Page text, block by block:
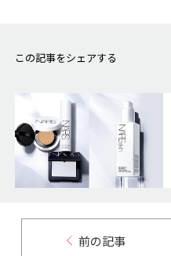
この記事をシェアする
前の記事